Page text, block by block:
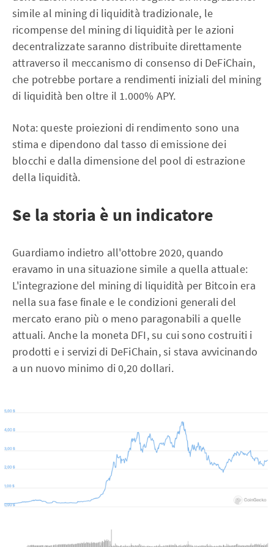
simile al mining di liquidità tradizionale, le
ricompense del mining di liquidità per le azioni
decentralizzate saranno distribuite direttamente
attraverso il meccanismo di consenso di DeFiChain,
che potrebbe portare a rendimenti iniziali del mining
di liquidità ben oltre il 1.000% APY.
Nota: queste proiezioni di rendimento sono una
stima e dipendono dal tasso di emissione dei
blocchi e dalla dimensione del pool di estrazione
della liquidità.
Se la storia è un indicatore
Guardiamo indietro all'ottobre 2020, quando
eravamo in una situazione simile a quella attuale:
L'integrazione del mining di liquidità per Bitcoin era
nella sua fase finale e le condizioni generali del
mercato erano più o meno paragonabili a quelle
attuali. Anche la moneta DFI, su cui sono costruiti i
prodotti e i servizi di DeFiChain, si stava avvicinando
a un nuovo minimo di 0,20 dollari.